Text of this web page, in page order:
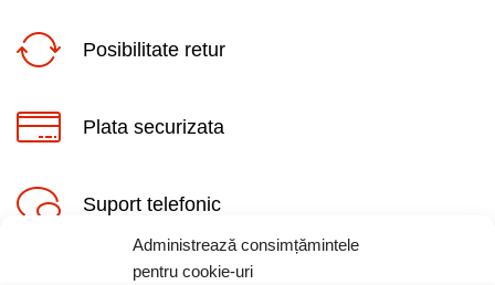
Administrează consimțămintele
pentru cookie-uri
Posibilitate retur
Plata securizata
Suport telefonic